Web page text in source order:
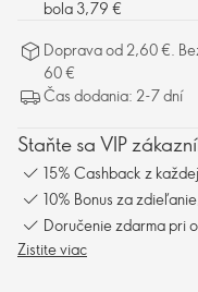
bola 3,79 €
Doprava od 2,60 €.
60 €
Čas dodania: 2-7 dní
Staňte sa VIP
15% Cashback z
10% Bonus za
Doručenie zdarma pri
Zistite viac